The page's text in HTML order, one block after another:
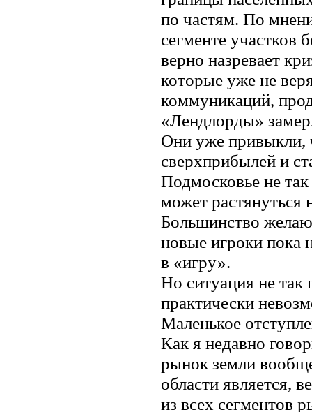
по частям. По
сегменте участков
верно назревает
которые уже не
коммуникаций,
«Лендлорды»
Они уже привыкли,
сверхприбылей и
Подмосковье не
может растянуться
Большинство
новые игроки пока
в «игру».
Но ситуация не так
практически
Маленькое
Как я недавно
рынок земли
области является,
из всех сегментов